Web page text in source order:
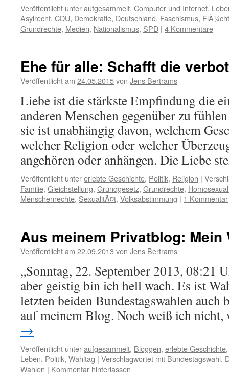
Veröffentlicht unteraufgesammelt, Computer und Internet,
Asylrecht, CDU, Demokratie, Deutschland, Faschismus,
Grundrechte, Medien, Nationalismus, SPD | 4 Kommentare
Ehe für alle: Schafft die
Veröffentlicht am 24.05.2015von Jens Bertrams
Liebe ist die stärkste Empfindung die
anderen Menschen gegenüber zu
sie ist unabhängig davon, welchem
welcher Religion oder welcher
angehören oder anhängen. Die Liebe
Veröffentlicht untererlebte Geschichte, Politik, Religion |
Familie, Gleichstellung, Grundgesetz, Grundrechte,
Menschenrechte, SexualitÃ¤t, Volksabstimmung | 1 Kommentar
Aus meinem Privatblog: Mein
Veröffentlicht am 22.09.2013 von Jens Bertrams
„Sonntag, 22. September 2013, 08:21
aber geistig bin ich hell wach. Es ist
letzten beiden Bundestagswahlen auch
auf meinem Blog. Noch weiß ich
→
Veröffentlicht unteraufgesammelt, Bloggen, erlebte Geschichte
Leben, Politik, Wahltag | Verschlagwortet mit Bundestagswahl,
Wahlen | Kommentar hinterlassen